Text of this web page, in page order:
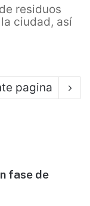
residuos
ciudad, así
pagina
fase de